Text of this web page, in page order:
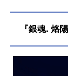
『銀魂. 烙